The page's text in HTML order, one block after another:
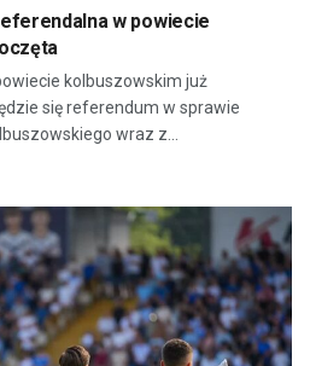
w powiecie
kolbuszowskim już
się referendum w sprawie
wraz z...